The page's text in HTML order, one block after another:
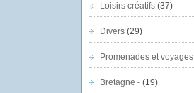
Loisirs créatifs(37)
Divers(29)
Promenades et voyages
Bretagne -(19)